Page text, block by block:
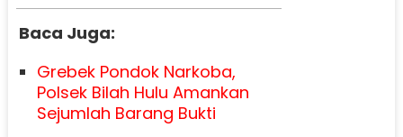
Baca Juga:
Grebek Pondok Narkoba,
Polsek Bilah Hulu Amankan
Sejumlah Barang Bukti